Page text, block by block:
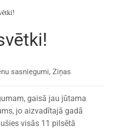
sasniegumi, Ziņas
gaisā jau jūtama
jo aizvadītajā gadā
visās 11 pilsētā